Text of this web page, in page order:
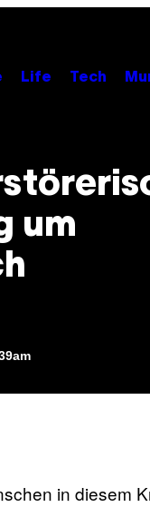
Life Tech
um
in diesem